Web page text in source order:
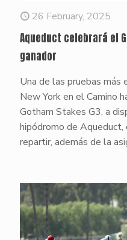
26 February, 2025
Aqueduct celebrará el
ganador
Una de las pruebas
New York en el Camino
Gotham Stakes G3, a
hipódromo de
repartir, además de la